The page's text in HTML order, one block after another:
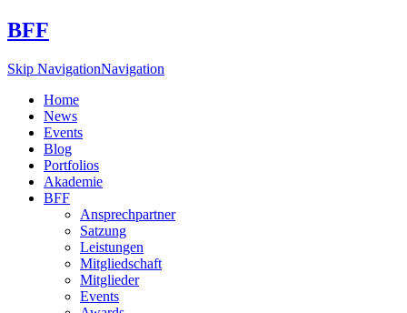
BFF
Skip NavigationNavigation
Home
News
Events
Blog
Portfolios
Akademie
BFF
Ansprechpartner
Satzung
Leistungen
Mitgliedschaft
Mitglieder
Events